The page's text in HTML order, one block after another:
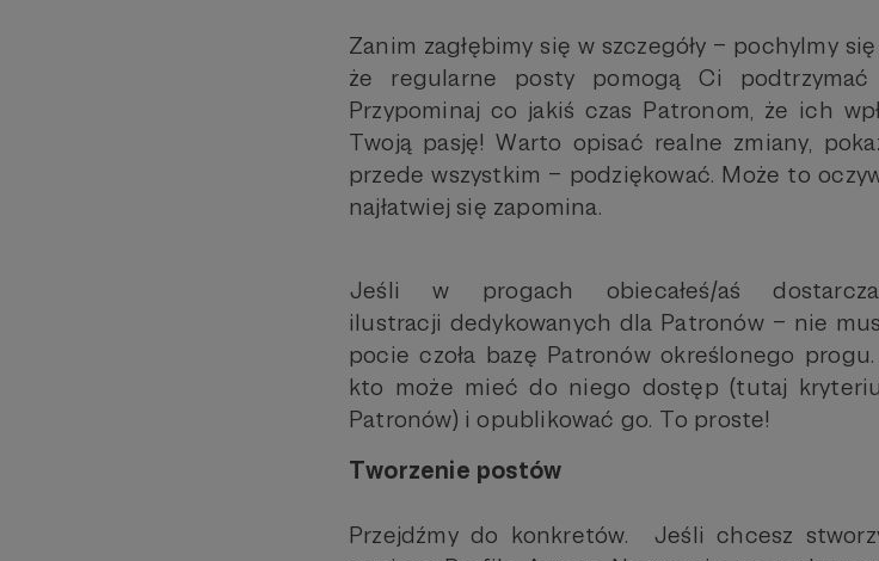
Zanim zagłębimy się w szczegóły – pochylmy
że regularne posty pomogą Ci podtrzymać
Przypominaj co jakiś czas Patronom, że ich
Twoją pasję! Warto opisać realne zmiany,
przede wszystkim – podziękować. Może to
najłatwiej się zapomina.
Jeśli w progach obiecałeś/aś
ilustracji dedykowanych dla Patronów – nie
pocie czoła bazę Patronów określonego
kto może mieć do niego dostęp (tutaj
Patronów) i opublikować go. To proste!
Tworzenie postów
Przejdźmy do konkretów. Jeśli chcesz